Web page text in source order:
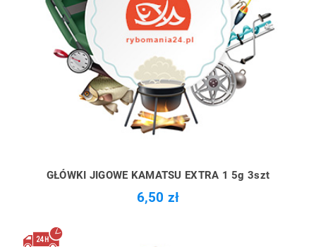
GŁÓWKI JIGOWE KAMATSU EXTRA 1 5g 3szt
6,50 zł